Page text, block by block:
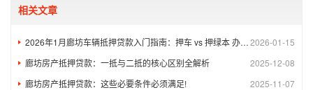
相关文章
2026-01-15
2026年1月廊坊车辆抵押贷款入门指南：押车 vs 押绿本 办理流程！
2025-12-08
廊坊房产抵押贷款：一抵与二抵的核心区别全解析
2025-11-07
廊坊房产抵押贷款：这些必要条件必须满足!​